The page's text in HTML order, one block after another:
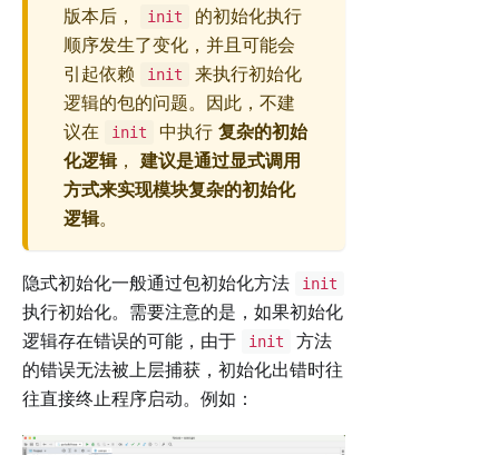
版本后， init
的初始化执行
顺序发生了变化，并且可能会
引起依赖
init
来执行初始化
逻辑的包的问题。因此，不建
议在
init 中执行 复杂的初始
化逻辑， 建议是通过显式调用
方式来实现模块复杂的初始化
逻辑。
隐式初始化一般通过包初始化方法 init
执行初始化。需要注意的是，如果初始化
逻辑存在错误的可能，由于
init
方法
的错误无法被上层捕获，初始化出错时往
往直接终止程序启动。例如：